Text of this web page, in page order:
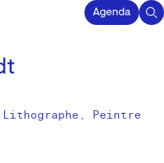
Agenda
Lithographe Peintre